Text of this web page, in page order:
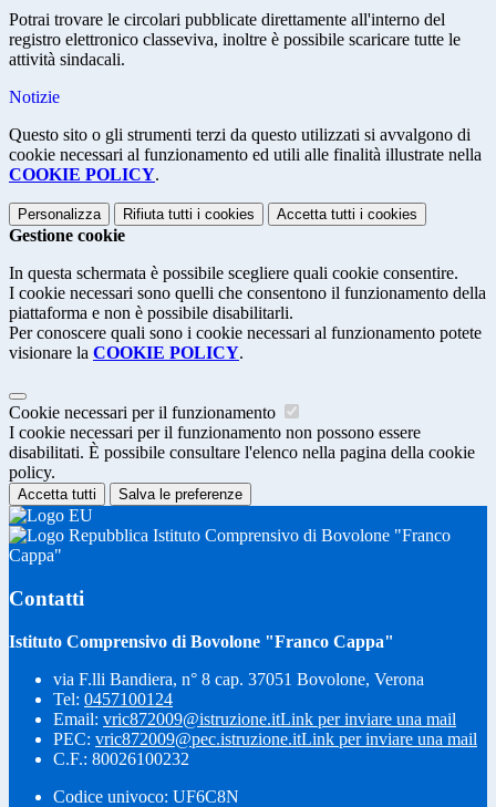
Potrai trovare le circolari pubblicate direttamente all'interno del
registro elettronico classeviva, inoltre è possibile scaricare tutte le
attività sindacali.
Notizie
Questo sito o gli strumenti terzi da questo utilizzati si avvalgono di
cookie necessari al funzionamento ed utili alle finalità illustrate nella
COOKIE POLICY.
Personalizza Rifiuta tutti i cookies Accetta tutti i cookies
Gestione cookie
In questa schermata è possibile scegliere quali cookie consentire.
I cookie necessari sono quelli che consentono il funzionamento della
piattaforma e non è possibile disabilitarli.
Per conoscere quali sono i cookie necessari al funzionamento potete
visionare la COOKIE POLICY.
Cookie necessari per il funzionamento
I cookie necessari per il funzionamento non possono essere
disabilitati. È possibile consultare l'elenco nella pagina della cookie
policy.
Accetta tutti Salva le preferenze
Istituto Comprensivo di Bovolone "Franco
Cappa"
Contatti
Istituto Comprensivo di Bovolone "Franco Cappa"
via F.lli Bandiera, n° 8 cap. 37051 Bovolone, Verona
Tel: 0457100124
Email: vric872009@istruzione.itLink per inviare una mail
PEC: vric872009@pec.istruzione.itLink per inviare una mail
C.F.: 80026100232
Codice univoco: UF6C8N